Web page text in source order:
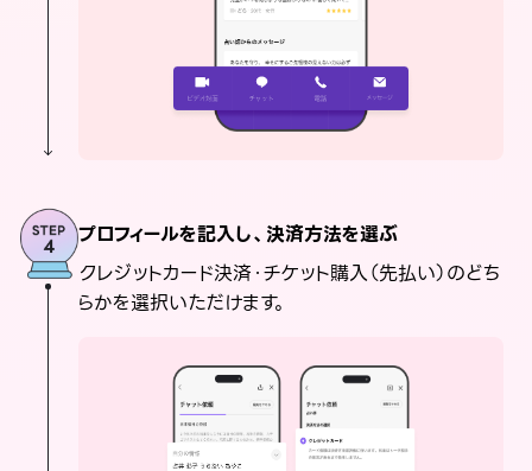
プロフィールを記入し、決済方法を選ぶ
クレジットカード決済・チケット購入（先払い）のどち
らかを選択いただけます。